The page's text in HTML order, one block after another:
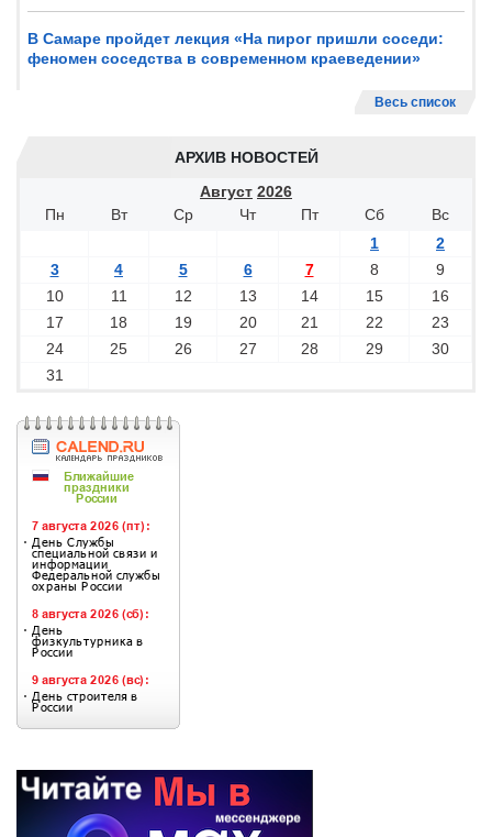
В Самаре пройдет лекция «На пирог пришли соседи:
феномен соседства в современном краеведении»
Весь список
АРХИВ НОВОСТЕЙ
Август 2026
Пн
Вт Ср Чт Пт Сб
Вс
1
2
3
4 5 6 7 8
9
10
11 12 13 14 15
16
17
18 19 20 21 22
23
24
25 26 27 28 29
30
31